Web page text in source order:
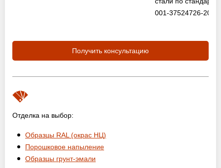
001-37524726-2012
Получить консультацию
Отделка на выбор:
Образцы RAL (окрас НЦ)
Порошковое напыление
Образцы грунт-эмали